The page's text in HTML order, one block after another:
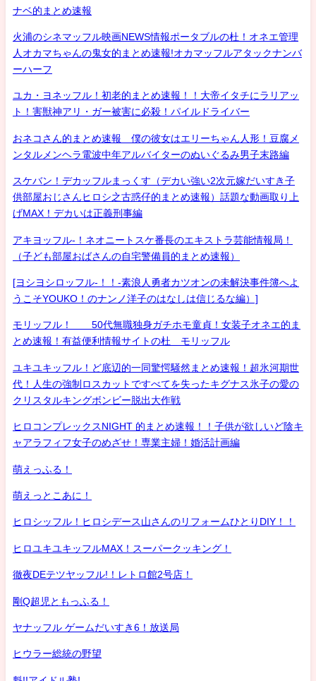
ナベ的まとめ速報
火浦のシネマッフル映画NEWS情報ポータブルの杜！オネエ管理
人オカマちゃんの鬼女的まとめ速報!オカマッフルアタックナンバ
ーハーフ
ユカ・ヨネッフル！初老的まとめ速報！！大帝イタチにラリアッ
ト！害獣神アリ・ガー被害に必殺！パイルドライバー
おネコさん的まとめ速報 僕の彼女はエリーちゃん人形！豆腐メ
ンタルメンヘラ電波中年アルバイターのぬいぐるみ男子末路編
スケバン！デカッフルまっくす（デカい強い2次元嫁だいすき子
供部屋おじさんヒロシ之古惑仔的まとめ速報）話題な動画取り上
げMAX！デカいは正義刑事編
アキヨッフル-！ネオニートスケ番長のエキストラ芸能情報局！
（子ども部屋おばさんの自宅警備員的まとめ速報）
[ヨシヨシロッフル-！！-素浪人勇者カツオンの未解決事件簿へよ
うこそYOUKO！のナンノ洋子のはなしは信じるな編）]
モリッフル！ 50代無職独身ガチホモ童貞！女装子オネエ的ま
とめ速報！有益便利情報サイトの杜 モリッフル
ユキユキッフル！ど底辺的一同驚愕騒然まとめ速報！超氷河期世
代！人生の強制ロスカットですべてを失ったキグナス氷子の愛の
クリスタルキングボンビー脱出大作戦
ヒロコンプレックスNIGHT 的まとめ速報！！子供が欲しいど陰キ
ャアラフィフ女子のめざせ！専業主婦！婚活計画編
萌えっふる！
萌えっとこあに！
ヒロシッフル！ヒロシデース山さんのリフォームひとりDIY！！
ヒロユキユキッフルMAX！スーパークッキング！
徹夜DEテツヤッフル!！レトロ館2号店！
剛Q超児ともっふる！
ヤナッフル ゲームだいすき6！放送局
ヒウラー総統の野望